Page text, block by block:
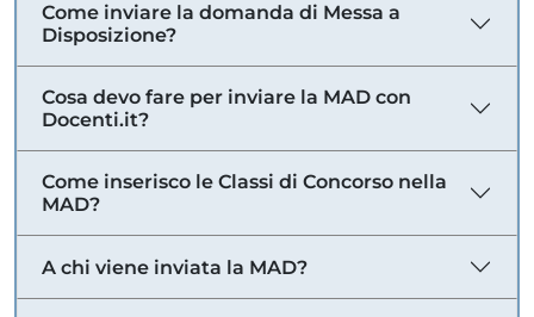
Come inviare la domanda di Messa a
Disposizione?
Cosa devo fare per inviare la MAD con
Docenti.it?
Come inserisco le Classi di Concorso nella
MAD?
A chi viene inviata la MAD?